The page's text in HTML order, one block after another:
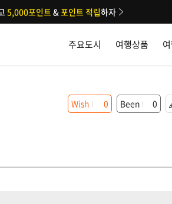
주요도시 여행상품
5,000포인트&포인트 적립하자
Wish 0 Been 0